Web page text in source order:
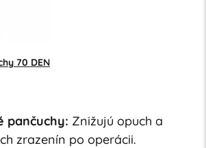
70 DEN
pančuchy: Znižujú opuch a
zrazenín po operácii.